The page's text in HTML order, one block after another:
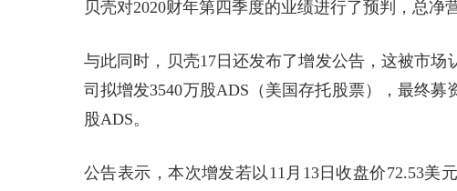
贝壳对2020财年第四季度的业绩进行了预判，总净
与此同时，贝壳17日还发布了增发公告，这被市
司拟增发3540万股ADS（美国存托股票），最终
股ADS。
公告表示，本次增发若以11月13日收盘价72.53美